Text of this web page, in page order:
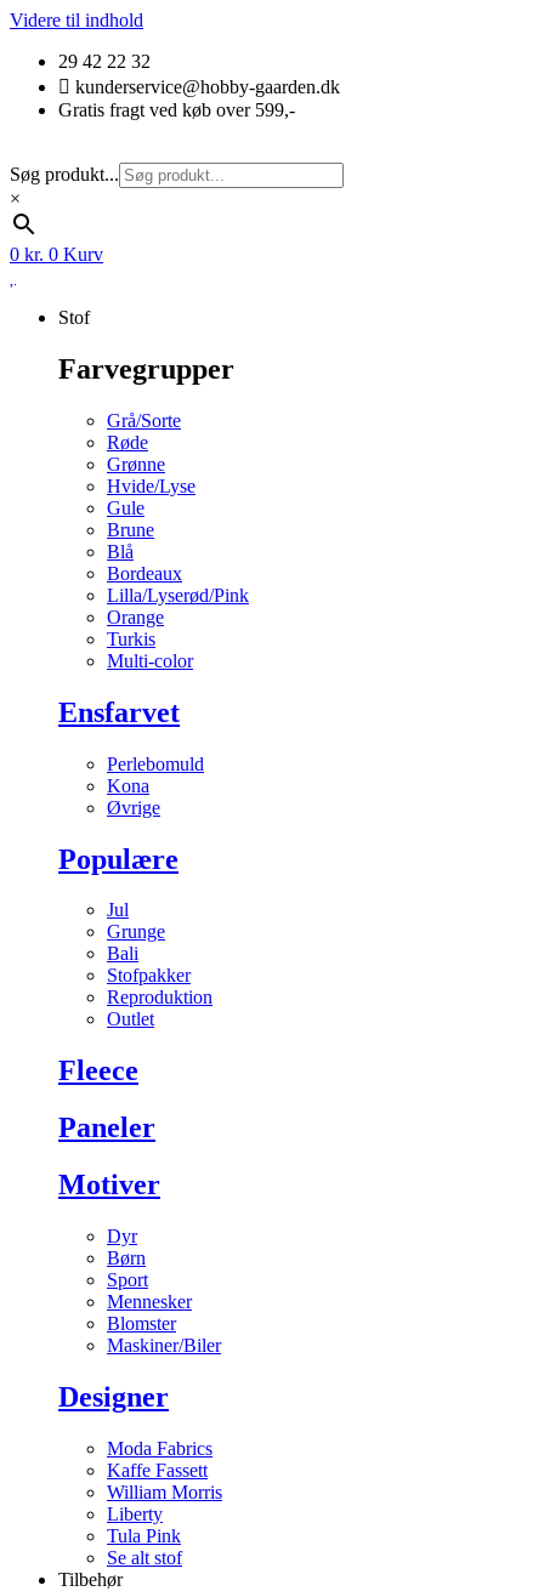
Videre til indhold
29 42 22 32
kunderservice@hobby-gaarden.dk
Gratis fragt ved køb over 599,-
Søg produkt...
×
0 kr. 0 Kurv
Stof
Farvegrupper
Grå/Sorte
Røde
Grønne
Hvide/Lyse
Gule
Brune
Blå
Bordeaux
Lilla/Lyserød/Pink
Orange
Turkis
Multi-color
Ensfarvet
Perlebomuld
Kona
Øvrige
Populære
Jul
Grunge
Bali
Stofpakker
Reproduktion
Outlet
Fleece
Paneler
Motiver
Dyr
Børn
Sport
Mennesker
Blomster
Maskiner/Biler
Designer
Moda Fabrics
Kaffe Fassett
William Morris
Liberty
Tula Pink
Se alt stof
Tilbehør